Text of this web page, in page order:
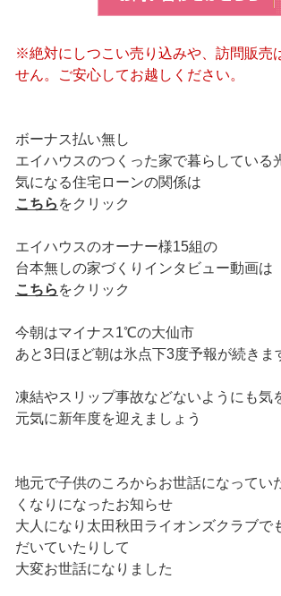
※絶対にしつこい売り込みや、訪問販売
せん。ご安心してお越しください。
ボーナス払い無し
エイハウスのつくった家で暮らしている
気になる住宅ローンの関係は
こちら をクリック
エイハウスのオーナー様15組の
台本無しの家づくりインタビュー動画は
こちら をクリック
今朝はマイナス1℃の大仙市
あと3日ほど朝は氷点下3度予報が続きま
凍結やスリップ事故などないようにも気
元気に新年度を迎えましょう
地元で子供のころからお世話になってい
くなりになったお知らせ
大人になり太田秋田ライオンズクラブで
だいていたりして
大変お世話になりました